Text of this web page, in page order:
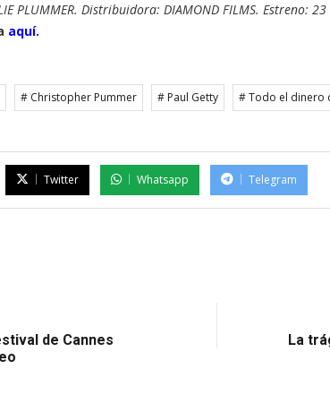
PLUMMER. Distribuidora: DIAMOND FILMS. Estreno:
aquí.
# Christopher Pummer # Paul Getty # Todo el dinero
Twitter Whatsapp Telegram
de Cannes
La